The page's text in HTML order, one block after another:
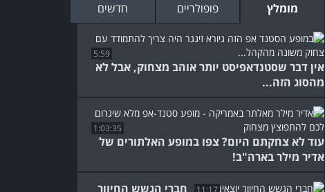
מומלץ פופולריים חדשים
5:59
אין דבר שסטנדאפיסט יותר אוהב מצחוק, אבל לא
מהסוג הזה...
1:03:35
עוד לא צחקתם היום? צפו במופע האלתורים של
אדיר מילר בארה"ב!
חברי הגשש החיוור